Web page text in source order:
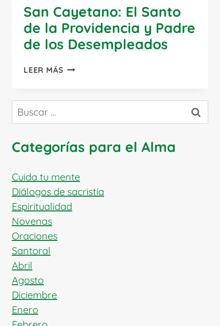
San Cayetano: El Santo
de la Providencia y Padre
de los Desempleados
LEER MÁS SAN
SANTO
LA
Y
DE
LOS
DESEMPLEADOS
Buscar:
Categorías para el Alma
Cuida tu mente
Diálogos de sacristía
Espiritualidad
Novenas
Oraciones
Santoral
Abril
Agosto
Diciembre
Enero